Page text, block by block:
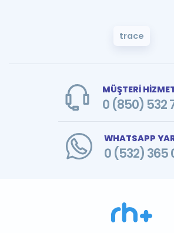
trace
MÜŞTERİ
0 (850) 532
WHATSAPP
0 (532) 365